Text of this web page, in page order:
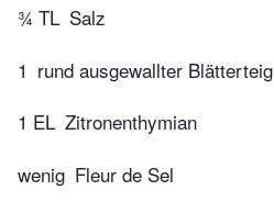
¾ TL Salz
1 rund ausgewallter Blätterteig
1 EL Zitronenthymian
wenig Fleur de Sel